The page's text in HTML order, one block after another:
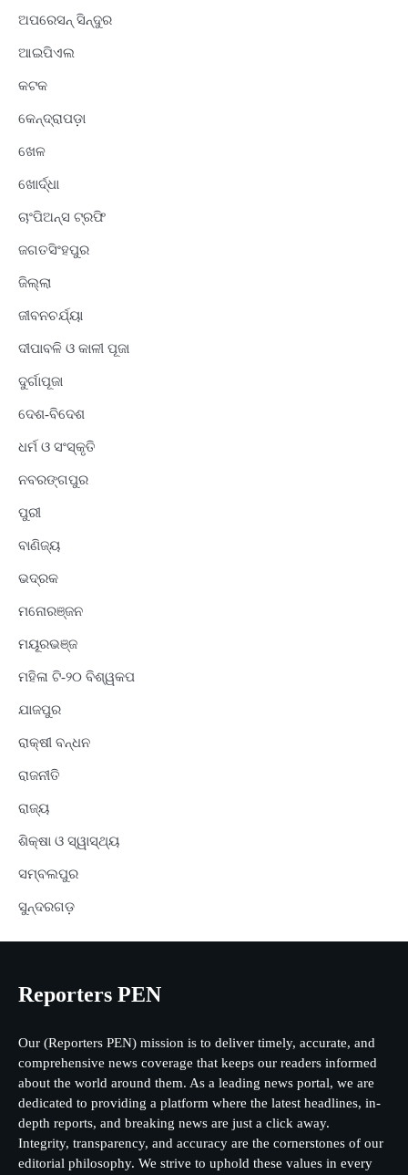
ଅପରେସନ୍ ସିନ୍ଦୁର
ଆଇପିଏଲ
କଟକ
କେନ୍ଦ୍ରାପଡ଼ା
ଖେଳ
ଖୋର୍ଦ୍ଧା
ଚାଂପିଅନ୍ସ ଟ୍ରଫି
ଜଗତସିଂହପୁର
ଜିଲ୍ଲା
ଜୀବନଚର୍ଯ୍ୟା
ଦୀପାବଳି ଓ କାଳୀ ପୂଜା
ଦୁର୍ଗାପୂଜା
ଦେଶ-ବିଦେଶ
ଧର୍ମ ଓ ସଂସ୍କୃତି
ନବରଙ୍ଗପୁର
ପୁରୀ
ବାଣିଜ୍ୟ
ଭଦ୍ରକ
ମନୋରଞ୍ଜନ
ମୟୂରଭଞ୍ଜ
ମହିଳା ଟି-୨୦ ବିଶ୍ୱକପ
ଯାଜପୁର
ରାକ୍ଷୀ ବନ୍ଧନ
ରାଜନୀତି
ରାଜ୍ୟ
ଶିକ୍ଷା ଓ ସ୍ୱାସ୍ଥ୍ୟ
ସମ୍ବଲପୁର
ସୁନ୍ଦରଗଡ଼
Reporters PEN
Our (Reporters PEN) mission is to deliver timely, accurate, and
comprehensive news coverage that keeps our readers informed
about the world around them. As a leading news portal, we are
dedicated to providing a platform where the latest headlines, in-
depth reports, and breaking news are just a click away.
Integrity, transparency, and accuracy are the cornerstones of our
editorial philosophy. We strive to uphold these values in every